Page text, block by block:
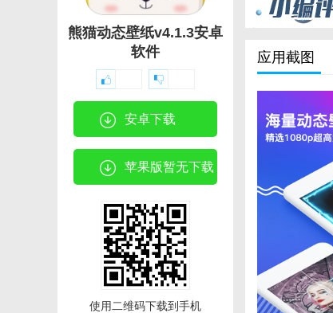
熊猫动态壁纸v4.1.3安卓
软件
安卓下载
苹果版暂无下载
使用二维码下载到手机
应用截图